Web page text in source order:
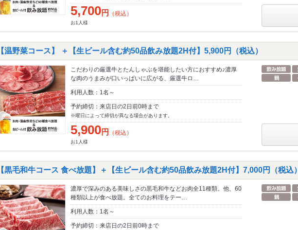
5,700円 （税込）
お1人様
【温野菜コース】 ＋【生ビール含む約50品飲み放題2H付】5,900円（税込）
こだわりの厳選牛とたんしゃぶを堪能したい方におすすめ♪濃厚
な肉のうまみが口いっぱいに広がる、厳選牛ロ…
利用人数：1名～
予約締切：来店日の2日前0時まで
※曜日によって締切が異なる場合があります。
5,900円 （税込）
お1人様
【黒毛和牛コース 食べ放題】＋【生ビール含む約50品飲み放題2H付】7,000円（税込）
濃厚で深みのある美味しさの黒毛和牛などお肉全11種類。他、60
種類以上が食べ放題。全てのお料理をテー…
利用人数：1名～
予約締切：来店日の2日前0時まで